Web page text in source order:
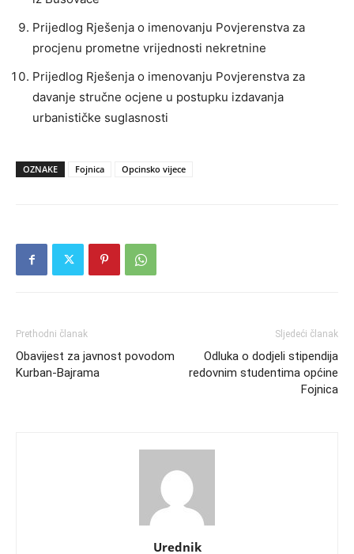
Prijedlog Rješenja o imenovanju Povjerenstva za
procjenu prometne vrijednosti nekretnine
Prijedlog Rješenja o imenovanju Povjerenstva za
davanje stručne ocjene u postupku izdavanja
urbanističke suglasnosti
OZNAKE Fojnica Opcinsko vijece
Prethodni članak
Obavijest za javnost povodom
Kurban-Bajrama
Sljedeći članak
Odluka o dodjeli stipendija
redovnim studentima općine
Fojnica
Urednik